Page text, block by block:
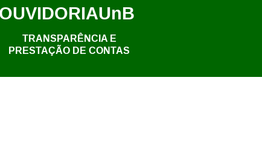
OUVIDORIAUnB
TRANSPARÊNCIA E
PRESTAÇÃO DE CONTAS